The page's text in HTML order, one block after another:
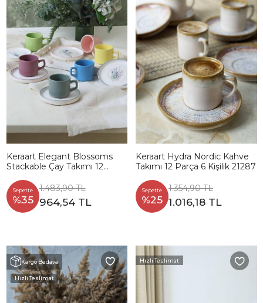
Keraart Elegant Blossoms
Stackable Çay Takımı 12
Sepette
%35
1.483,90 TL
964,54 TL
Keraart Hydra Nordic Kahve
Takımı 12 Parça 6 Kişilik 21287
Sepette
%25
1.354,90 TL
1.016,18 TL
Kargo Bedava
Hızlı Teslimat
Hızlı Teslimat